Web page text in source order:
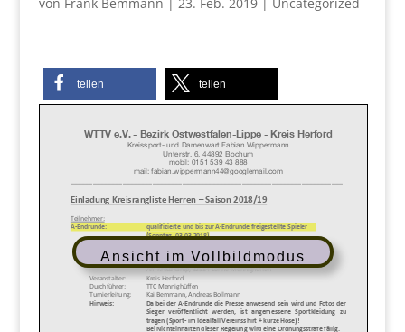
teilen teilen
Ansicht im Vollbildmodus